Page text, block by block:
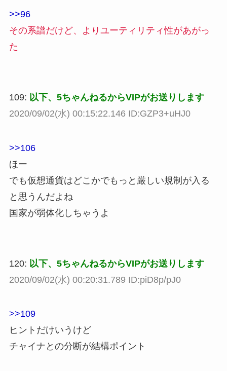
>>96
その系譜だけど、よりユーティリティ性があがっ
た
109: 以下、5ちゃんねるからVIPがお送りします
2020/09/02(水) 00:15:22.146 ID:GZP3+uHJ0
>>106
ほー
でも仮想通貨はどこかでもっと厳しい規制が入る
と思うんだよね
国家が弱体化しちゃうよ
120: 以下、5ちゃんねるからVIPがお送りします
2020/09/02(水) 00:20:31.789 ID:piD8p/pJ0
>>109
ヒントだけいうけど
チャイナとの分断が結構ポイント